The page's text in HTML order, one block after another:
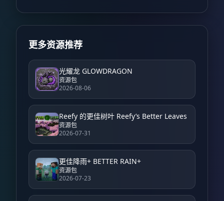
更多资源推荐
光耀龙 GLOWDRAGON
资源包
2026-08-06
Reefy 的更佳树叶 Reefy’s Better Leaves
资源包
2026-07-31
更佳降雨+ BETTER RAIN+
资源包
2026-07-23